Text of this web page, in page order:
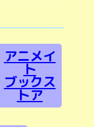
アニメイ
ト
ブックス
トア